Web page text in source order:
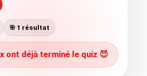
🎯 1 résultat
ont déjà terminé le quiz 😈